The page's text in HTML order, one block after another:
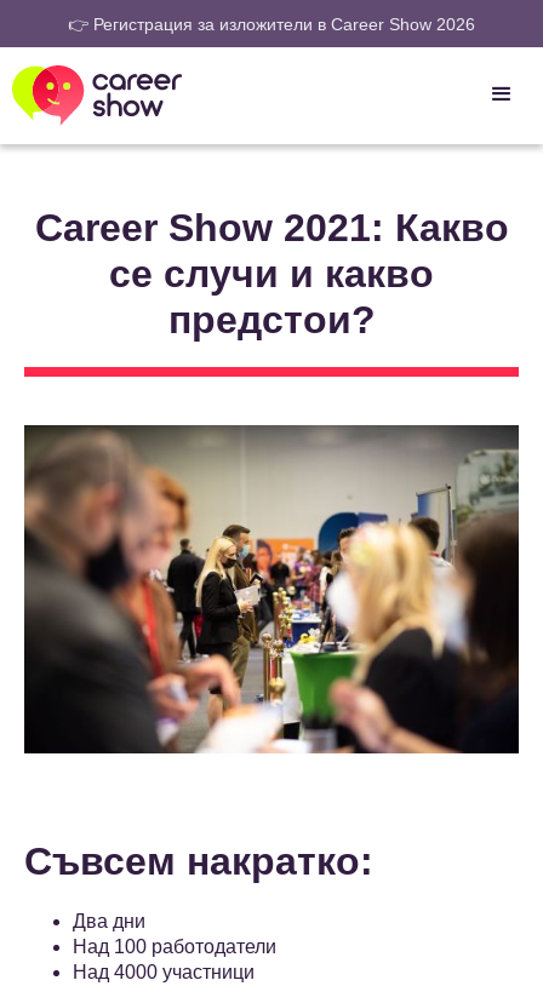
👉 Регистрация за изложители в Career Show 2026
Career Show 2021: Какво
се случи и какво
предстои?
Съвсем накратко:
Два дни
Над 100 работодатели
Над 4000 участници